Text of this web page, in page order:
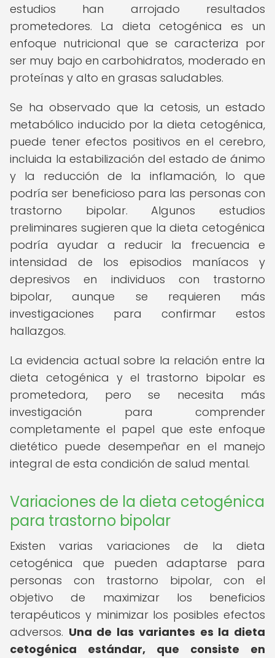
estudios han arrojado resultados
prometedores. La dieta cetogénica es un
enfoque nutricional que se caracteriza por
ser muy bajo en carbohidratos, moderado en
proteínas y alto en grasas saludables.
Se ha observado que la cetosis, un estado
metabólico inducido por la dieta cetogénica,
puede tener efectos positivos en el cerebro,
incluida la estabilización del estado de ánimo
y la reducción de la inflamación, lo que
podría ser beneficioso para las personas con
trastorno bipolar. Algunos estudios
preliminares sugieren que la dieta cetogénica
podría ayudar a reducir la frecuencia e
intensidad de los episodios maníacos y
depresivos en individuos con trastorno
bipolar, aunque se requieren más
investigaciones para confirmar estos
hallazgos.
La evidencia actual sobre la relación entre la
dieta cetogénica y el trastorno bipolar es
prometedora, pero se necesita más
investigación para comprender
completamente el papel que este enfoque
dietético puede desempeñar en el manejo
integral de esta condición de salud mental.
Variaciones de la dieta cetogénica
para trastorno bipolar
Existen varias variaciones de la dieta
cetogénica que pueden adaptarse para
personas con trastorno bipolar, con el
objetivo de maximizar los beneficios
terapéuticos y minimizar los posibles efectos
adversos. Una de las variantes es la dieta
cetogénica estándar, que consiste en